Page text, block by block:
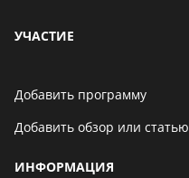
УЧАСТИЕ
Добавить программу
Добавить обзор или статью
ИНФОРМАЦИЯ